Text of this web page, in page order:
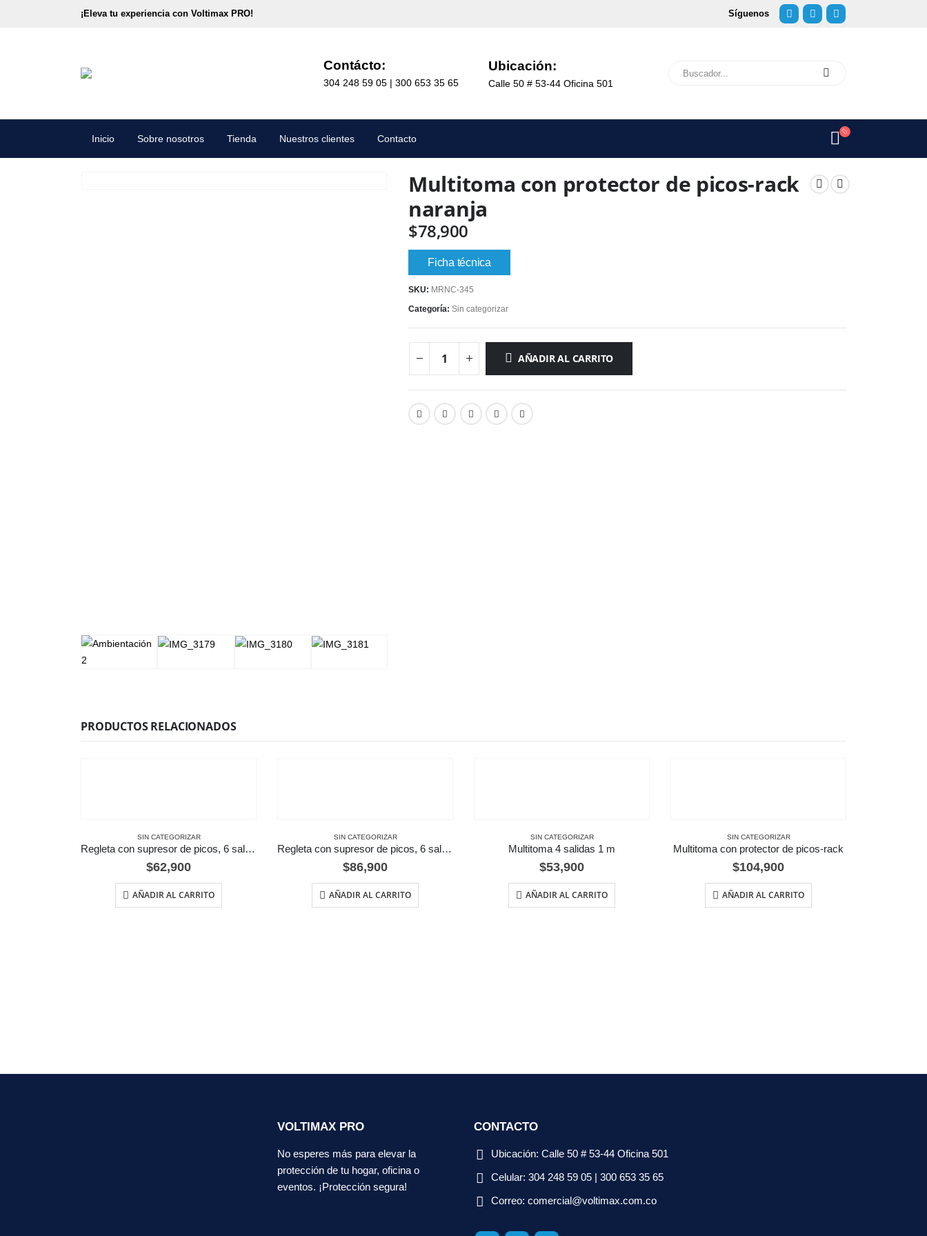
¡Eleva tu experiencia con Voltimax PRO! Síguenos
Contácto:
304 248 59 05 | 300 653 35 65
Ubicación:
Calle 50 # 53-44 Oficina 501
Inicio Sobre nosotros Tienda Nuestros clientes Contacto
Multitoma con protector de picos-rack
naranja
$78,900
Ficha técnica
SKU: MRNC-345
Categoría: Sin categorizar
AÑADIR AL CARRITO
PRODUCTOS RELACIONADOS
SIN CATEGORIZAR
Regleta con supresor de picos, 6 salidas 3 metros
$62,900
AÑADIR AL CARRITO
SIN CATEGORIZAR
Regleta con supresor de picos, 6 salidas 5 metros
$86,900
AÑADIR AL CARRITO
SIN CATEGORIZAR
Multitoma 4 salidas 1 m
$53,900
AÑADIR AL CARRITO
SIN CATEGORIZAR
Multitoma con protector de picos-rack
$104,900
AÑADIR AL CARRITO
VOLTIMAX PRO
No esperes más para elevar la
protección de tu hogar, oficina o
eventos. ¡Protección segura!
CONTACTO
Ubicación: Calle 50 # 53-44 Oficina 501
Celular: 304 248 59 05 | 300 653 35 65
Correo: comercial@voltimax.com.co